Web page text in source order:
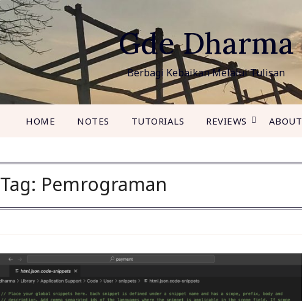
Gde Dharma
Berbagi Kebaikan Melalui Tulisan
HOME NOTES TUTORIALS REVIEWS ABOUT
Tag: Pemrograman